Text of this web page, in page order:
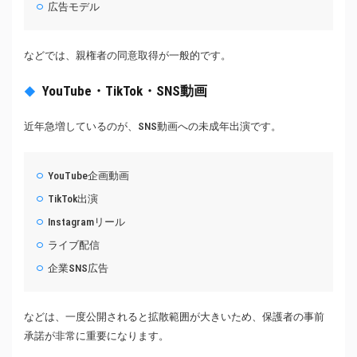
広告モデル
などでは、親権者の同意取得が一般的です。
YouTube・TikTok・SNS動画
近年急増しているのが、SNS動画への未成年出演です。
YouTube企画動画
TikTok出演
Instagramリール
ライブ配信
企業SNS広告
などは、一度公開されると拡散範囲が大きいため、保護者の事前
承諾が非常に重要になります。